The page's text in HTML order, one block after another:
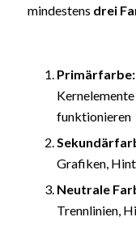
mindestens drei
Primärfarbe:
funktionieren
Grafiken,
Neutrale
Trennlinien,